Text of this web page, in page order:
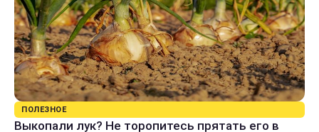
ПОЛЕЗНОЕ
Выкопали лук? Не торопитесь прятать его в